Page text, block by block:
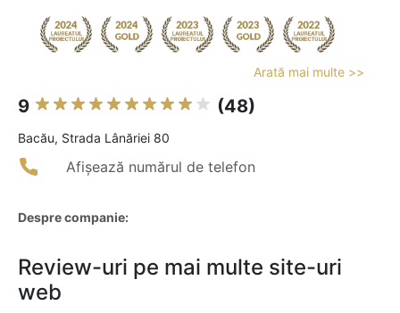
Arată mai multe >>
9 (48)
Bacău, Strada Lânăriei 80
Afișează numărul de telefon
Despre companie:
Review-uri pe mai multe site-uri
web